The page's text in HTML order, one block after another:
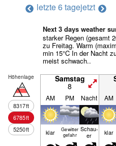
letzte 6 tagejetzt
Next 3 days weather
starker Regen (gesamt
zu Freitag. Warm
min 15°C In der Nacht
meist schwach..
Höhenlage
8317ft
6785ft
5250ft
Samstag
8
AM PM Nacht AM
klar
Gewitter
gefahr
Schau­
er klar